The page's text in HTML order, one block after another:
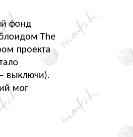
фонд
The
проекта
выключи).
мог